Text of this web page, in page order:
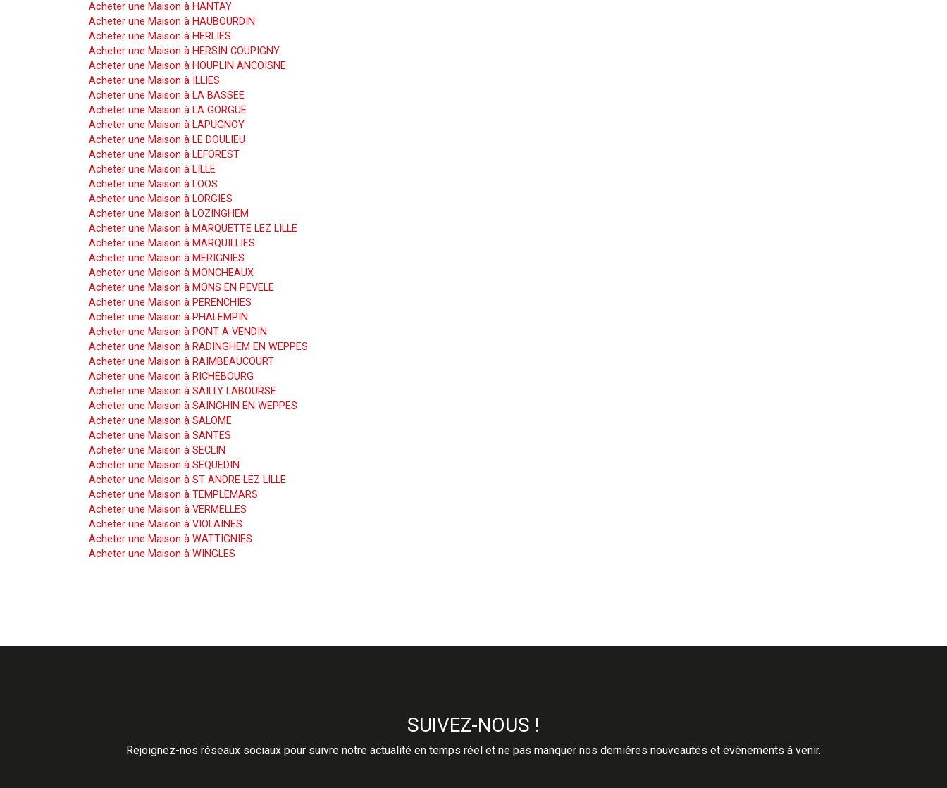
Acheter une Maison à HANTAY
Acheter une Maison à HAUBOURDIN
Acheter une Maison à HERLIES
Acheter une Maison à HERSIN COUPIGNY
Acheter une Maison à HOUPLIN ANCOISNE
Acheter une Maison à ILLIES
Acheter une Maison à LA BASSEE
Acheter une Maison à LA GORGUE
Acheter une Maison à LAPUGNOY
Acheter une Maison à LE DOULIEU
Acheter une Maison à LEFOREST
Acheter une Maison à LILLE
Acheter une Maison à LOOS
Acheter une Maison à LORGIES
Acheter une Maison à LOZINGHEM
Acheter une Maison à MARQUETTE LEZ LILLE
Acheter une Maison à MARQUILLIES
Acheter une Maison à MERIGNIES
Acheter une Maison à MONCHEAUX
Acheter une Maison à MONS EN PEVELE
Acheter une Maison à PERENCHIES
Acheter une Maison à PHALEMPIN
Acheter une Maison à PONT A VENDIN
Acheter une Maison à RADINGHEM EN WEPPES
Acheter une Maison à RAIMBEAUCOURT
Acheter une Maison à RICHEBOURG
Acheter une Maison à SAILLY LABOURSE
Acheter une Maison à SAINGHIN EN WEPPES
Acheter une Maison à SALOME
Acheter une Maison à SANTES
Acheter une Maison à SECLIN
Acheter une Maison à SEQUEDIN
Acheter une Maison à ST ANDRE LEZ LILLE
Acheter une Maison à TEMPLEMARS
Acheter une Maison à VERMELLES
Acheter une Maison à VIOLAINES
Acheter une Maison à WATTIGNIES
Acheter une Maison à WINGLES
SUIVEZ-NOUS !
Rejoignez-nos réseaux sociaux pour suivre notre actualité en temps réel et ne pas manquer nos dernières nouveautés et évènements à venir.